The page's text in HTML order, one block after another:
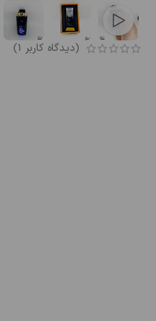
(دیدگاه کاربر 1
)